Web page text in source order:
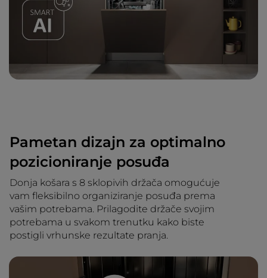
Pametan dizajn za optimalno
pozicioniranje posuđa
Donja košara s 8 sklopivih držača omogućuje
vam fleksibilno organiziranje posuđa prema
vašim potrebama. Prilagodite držače svojim
potrebama u svakom trenutku kako biste
postigli vrhunske rezultate pranja.